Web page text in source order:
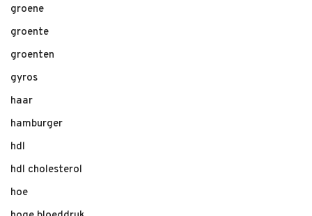
groene
groente
groenten
gyros
haar
hamburger
hdl
hdl cholesterol
hoe